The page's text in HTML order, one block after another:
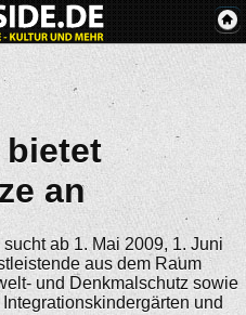
bietet
an
ab 1. Mai 2009, 1. Juni
aus dem Raum
und Denkmalschutz sowie
und